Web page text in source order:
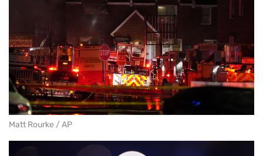
Matt Rourke / AP